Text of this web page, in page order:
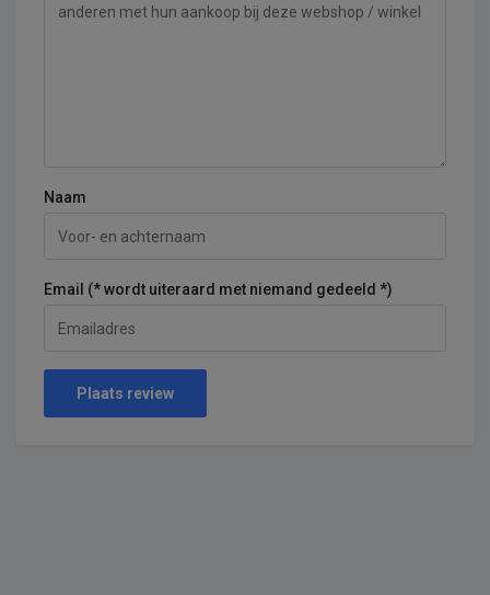
Naam
Email (* wordt uiteraard met niemand gedeeld *)
Plaats review